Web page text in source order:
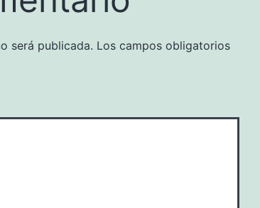
será publicada. Los campos obligatorios